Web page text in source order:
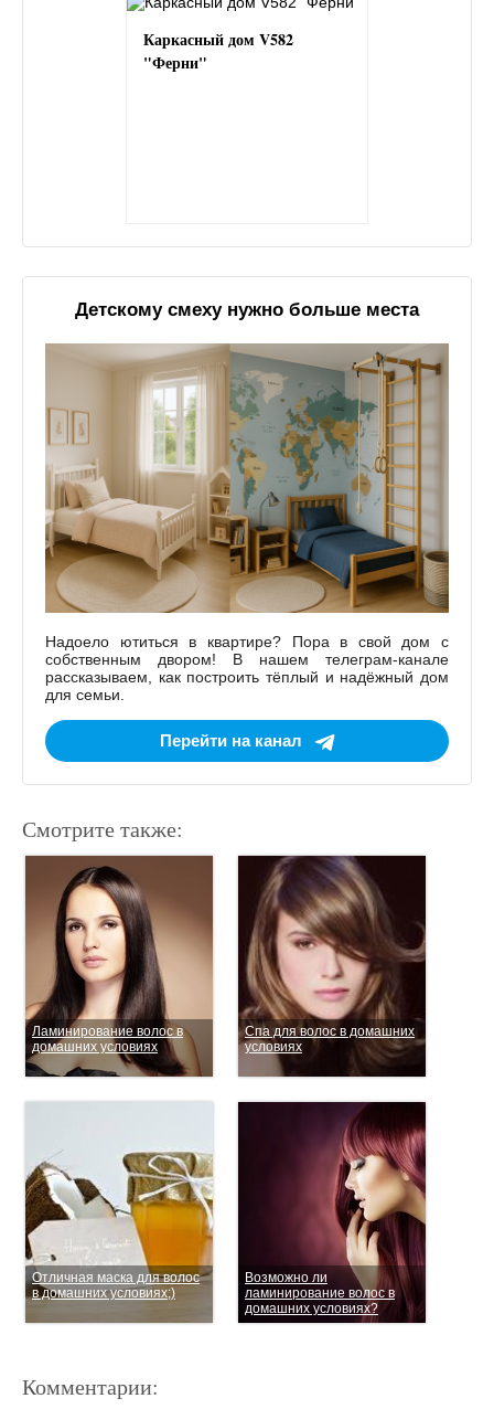
Каркасный дом V582
"Ферни"
Детскому смеху нужно больше места
Надоело ютиться в квартире? Пора в свой дом с
собственным двором! В нашем телеграм-канале
рассказываем, как построить тёплый и надёжный дом
для семьи.
Перейти на канал
Смотрите также:
Ламинирование волос в
домашних условиях
Спа для волос в домашних
условиях
Отличная маска для волос
в домашних условиях;)
Возможно ли
ламинирование волос в
домашних условиях?
Комментарии: